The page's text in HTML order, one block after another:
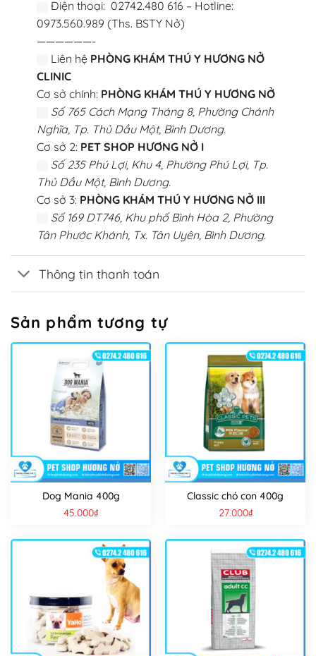
Điện thoại: 02742.480 616 – Hotline:
0973.560.989 (Ths. BSTY Nở)
——————-
Liên hệ PHÒNG KHÁM THÚ Y HƯƠNG NỞ
CLINIC
Cơ sở chính: PHÒNG KHÁM THÚ Y HƯƠNG NỞ
Số 765 Cách Mạng Tháng 8, Phường Chánh
Nghĩa, Tp. Thủ Dầu Một, Bình Dương.
Cơ sở 2: PET SHOP HƯƠNG NỞ I
Số 235 Phú Lợi, Khu 4, Phường Phú Lợi, Tp.
Thủ Dầu Một, Bình Dương.
Cơ sở 3: PHÒNG KHÁM THÚ Y HƯƠNG NỞ III
Số 169 DT746, Khu phố Bình Hòa 2, Phường
Tân Phước Khánh, Tx. Tân Uyên, Bình Dương.
Thông tin thanh toán
Sản phẩm tương tự
Dog Mania 400g
45.000₫
Classic chó con 400g
27.000₫